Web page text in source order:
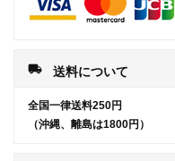
local_shipping 送料について
全国一律送料250円
（沖縄、離島は1800円）